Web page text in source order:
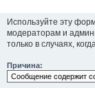
Используйте эту
модераторам и
только в случаях,
Причина: